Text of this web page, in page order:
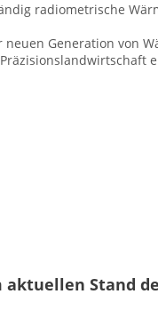
radiometrische
neuen Generation
Stand